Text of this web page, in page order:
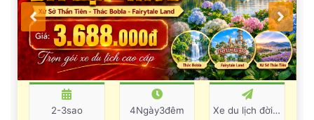
2-3sao 4Ngày3đêm Xe du lịch đời mới